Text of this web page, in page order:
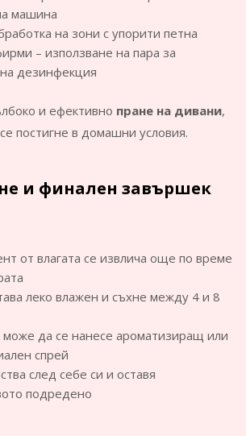
машина
на зони с упорити петна
– използване на пара за
дезинфекция
и ефективно пране на дивани,
постигне в домашни условия.
и финален завършек
от влагата се извлича още по време
леко влажен и съхне между 4 и 8
да се нанесе ароматизиращ или
спрей
след себе си и оставя
подредено